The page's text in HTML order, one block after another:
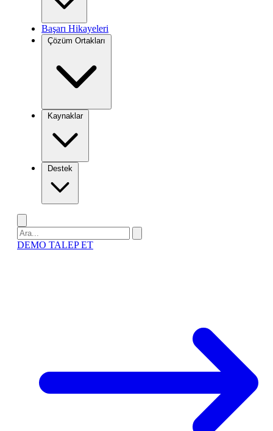
Başarı Hikayeleri
Çözüm Ortakları
Kaynaklar
Destek
DEMO TALEP ET